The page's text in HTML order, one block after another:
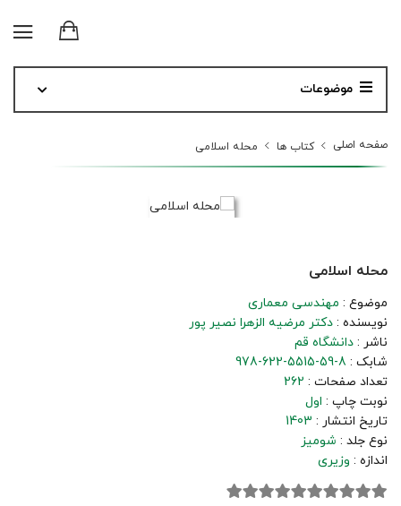
موضوعات
صفحه اصلی کتاب ها محله اسلامی
محله اسلامی
موضوع : مهندسی معماری
نویسنده : دکتر مرضیه الزهرا نصیر پور
ناشر : دانشگاه قم
شابک : 978-622-5515-59-8
تعداد صفحات : 262
نوبت چاپ : اول
تاریخ انتشار : 1403
نوع جلد : شومیز
اندازه : وزیری